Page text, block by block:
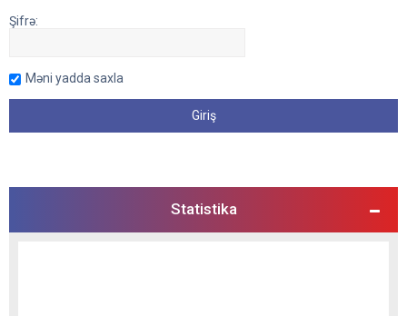
Şifrə:
Məni yadda saxla
Statistika